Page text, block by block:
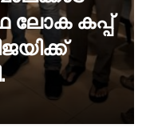
ലോക കപ്പ്